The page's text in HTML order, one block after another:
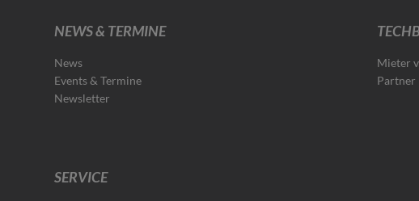
NEWS & TERMINE
News
Events & Termine
Newsletter
Mieter
Partner
SERVICE